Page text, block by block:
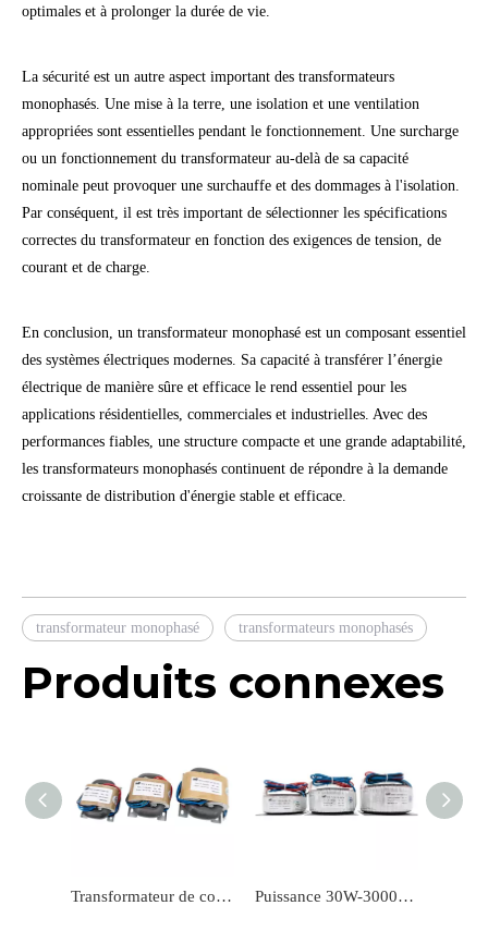
optimales et à prolonger la durée de vie.
La sécurité est un autre aspect important des transformateurs
monophasés. Une mise à la terre, une isolation et une ventilation
appropriées sont essentielles pendant le fonctionnement. Une surcharge
ou un fonctionnement du transformateur au-delà de sa capacité
nominale peut provoquer une surchauffe et des dommages à l'isolation.
Par conséquent, il est très important de sélectionner les spécifications
correctes du transformateur en fonction des exigences de tension, de
courant et de charge.
En conclusion, un transformateur monophasé est un composant essentiel
des systèmes électriques modernes. Sa capacité à transférer l’énergie
électrique de manière sûre et efficace le rend essentiel pour les
applications résidentielles, commerciales et industrielles. Avec des
performances fiables, une structure compacte et une grande adaptabilité,
les transformateurs monophasés continuent de répondre à la demande
croissante de distribution d'énergie stable et efficace.
transformateur monophasé transformateurs monophasés
Produits connexes
Transformateur de courant électrique de type R, puissance 5W-3000W, TRTDY-R Puissance 30W-3000W de transformateur de courant toroïdal de fréquence de puissance de TRTDY-T